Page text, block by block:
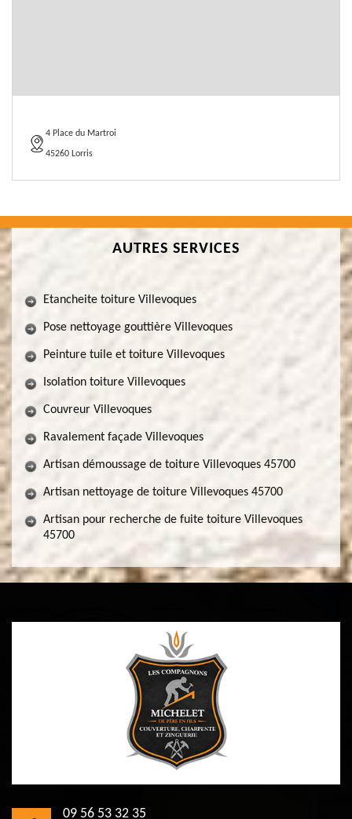
4 Place du Martroi
45260 Lorris
AUTRES SERVICES
Etancheite toiture Villevoques
Pose nettoyage gouttière Villevoques
Peinture tuile et toiture Villevoques
Isolation toiture Villevoques
Couvreur Villevoques
Ravalement façade Villevoques
Artisan démoussage de toiture Villevoques 45700
Artisan nettoyage de toiture Villevoques 45700
Artisan pour recherche de fuite toiture Villevoques
45700
09 56 53 32 35